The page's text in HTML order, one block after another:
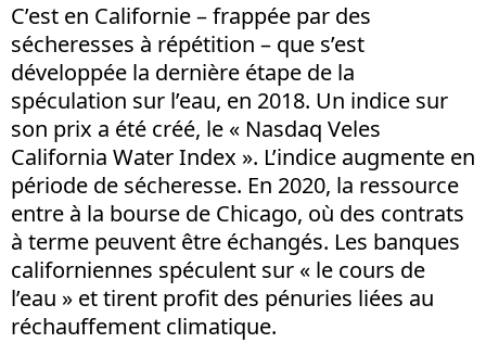
C’est en Californie – frappée par des
sécheresses à répétition – que s’est
développée la dernière étape de la
spéculation sur l’eau, en 2018. Un indice sur
son prix a été créé, le « Nasdaq Veles
California Water Index ». L’indice augmente en
période de sécheresse. En 2020, la ressource
entre à la bourse de Chicago, où des contrats
à terme peuvent être échangés. Les banques
californiennes spéculent sur « le cours de
l’eau » et tirent profit des pénuries liées au
réchauffement climatique.